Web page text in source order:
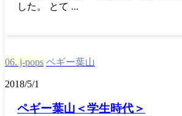
した。 とて ...
06. j-pops ペギー葉山
2018/5/1
ペギー葉山＜学生時代＞